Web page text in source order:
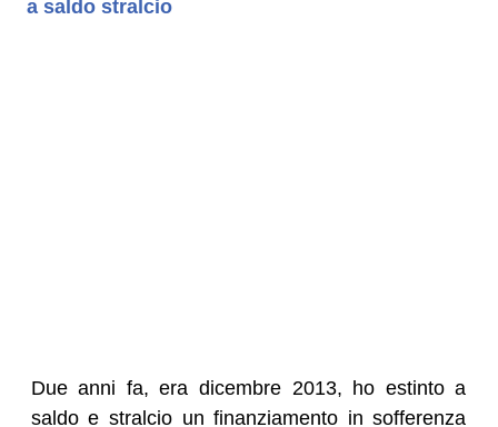
a saldo stralcio
Due anni fa, era dicembre 2013, ho estinto a
saldo e stralcio un finanziamento in sofferenza